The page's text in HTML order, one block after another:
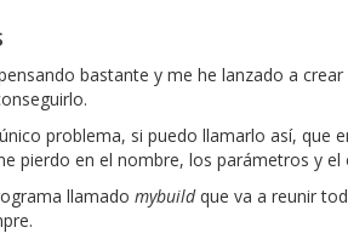
bastante y me he lanzado a
problema, si puedo llamarlo así,
pierdo en el nombre, los parámetros y
llamado mybuildque va a reunir